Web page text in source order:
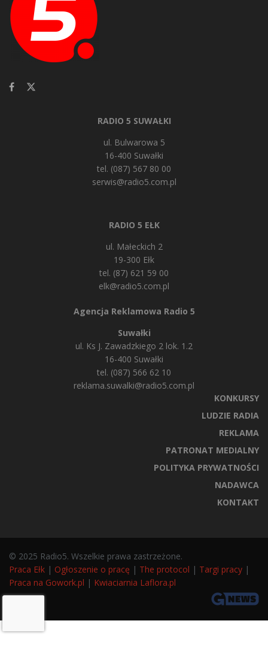
RADIO 5 SUWAŁKI
ul. Bulwarowa 5
16-400 Suwałki
tel. (087) 567 80 00
serwis@radio5.com.pl
RADIO 5 EŁK
ul. Małeckich 2
19-300 Ełk
tel. (87) 621 59 00
elk@radio5.com.pl
Agencja Reklamowa Radio 5
Suwałki
ul. Ks J. Zawadzkiego 2 lok. 1.2
16-400 Suwałki
tel. (087) 566 62 10
reklama.suwalki@radio5.com.pl
KONKURSY
LUDZIE RADIA
REKLAMA
PATRONAT MEDIALNY
POLITYKA PRYWATNOŚCI
NADAWCA
KONTAKT
© 2025 Radio5. Wszelkie prawa zastrzeżone.
Praca Ełk | Ogłoszenie o pracę | The protocol | Targi pracy |
Praca na Gowork.pl | Kwiaciarnia Laflora.pl